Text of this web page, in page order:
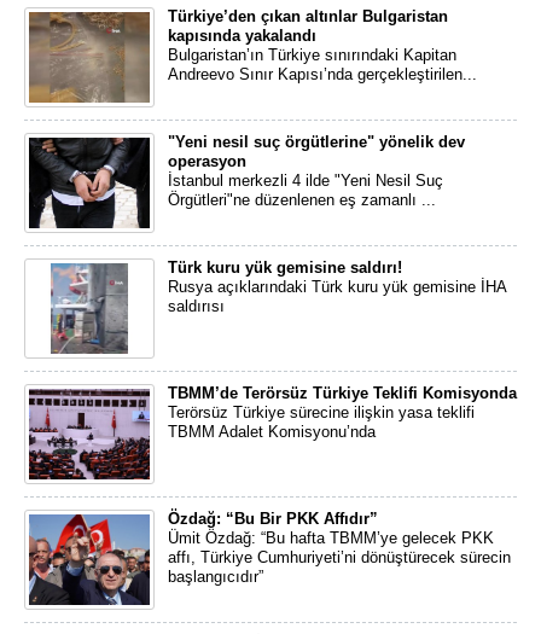
Türkiye’den çıkan altınlar Bulgaristan
kapısında yakalandı
Bulgaristan’ın Türkiye sınırındaki Kapitan
Andreevo Sınır Kapısı’nda gerçekleştirilen...
"Yeni nesil suç örgütlerine" yönelik dev
operasyon
İstanbul merkezli 4 ilde "Yeni Nesil Suç
Örgütleri"ne düzenlenen eş zamanlı ...
Türk kuru yük gemisine saldırı!
Rusya açıklarındaki Türk kuru yük gemisine İHA
saldırısı
TBMM’de Terörsüz Türkiye Teklifi Komisyonda
Terörsüz Türkiye sürecine ilişkin yasa teklifi
TBMM Adalet Komisyonu’nda
Özdağ: “Bu Bir PKK Affıdır”
Ümit Özdağ: “Bu hafta TBMM’ye gelecek PKK
affı, Türkiye Cumhuriyeti’ni dönüştürecek sürecin
başlangıcıdır”